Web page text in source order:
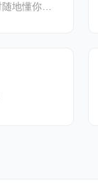
抖音音乐版,随时随地懂你想听